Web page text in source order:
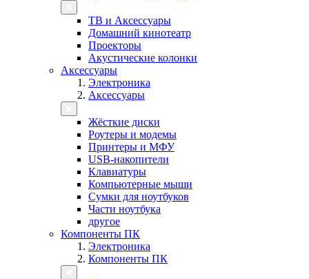
ТВ и Аксессуары
Домашний кинотеатр
Проекторы
Акустические колонки
Аксессуары
Электроника
Аксессуары
Жёсткие диски
Роутеры и модемы
Принтеры и МФУ
USB-накопители
Клавиатуры
Компьютерные мыши
Сумки для ноутбуков
Части ноутбука
другое
Компоненты ПК
Электроника
Компоненты ПК